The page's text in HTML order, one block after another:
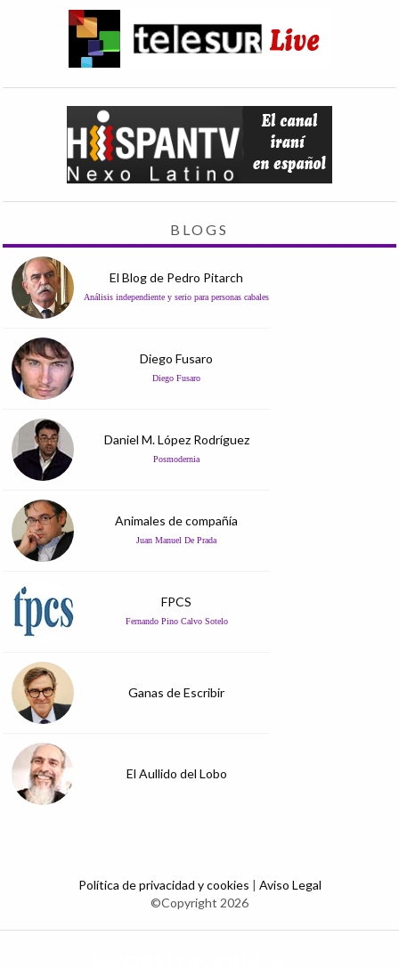
BLOGS
El Blog de Pedro Pitarch
Análisis independiente y serio para personas cabales
Diego Fusaro
Diego Fusaro
Daniel M. López Rodríguez
Posmodernia
Animales de compañía
Juan Manuel De Prada
FPCS
Fernando Pino Calvo Sotelo
Ganas de Escribir
El Aullido del Lobo
Política de privacidad y cookies | Aviso Legal
©Copyright 2026